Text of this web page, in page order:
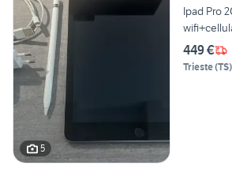
5
Ipad Pro
449 €
Trieste(TS)